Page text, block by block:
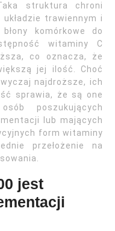
struktura chroni
trawiennym i
komórkowe do
witaminy C
co oznacza, że
jej ilość. Choć
najdroższe, ich
sprawia, że są one
poszukujących
lub mających
form witaminy
przełożenie na
jest